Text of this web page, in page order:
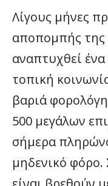
Λίγους μήνες
αποπομπής της
αναπτυχθεί
τοπική
βαριά
500 μεγάλων
σήμερα
μηδενικό φόρο.